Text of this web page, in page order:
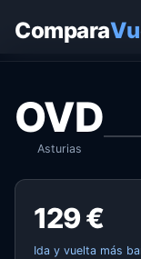
Compara
OVD
Asturias
129 €
Ida y vuelta más